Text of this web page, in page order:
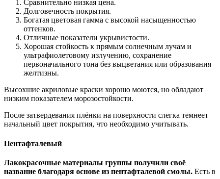
Сравнительно низкая цена.
Долговечность покрытия.
Богатая цветовая гамма с высокой насыщенностью
оттенков.
Отличные показатели укрывистости.
Хорошая стойкость к прямым солнечным лучам и
ультрафиолетовому излучению, сохранение
первоначального тона без выцветания или образования
желтизны.
Высохшие акриловые краски хорошо моются, но обладают
низким показателем морозостойкости.
После затвердевания плёнки на поверхности слегка темнеет
начальный цвет покрытия, что необходимо учитывать.
Пентафталевый
Лакокрасочные материалы группы получили своё
название благодаря основе из пентафталевой смолы. Есть в